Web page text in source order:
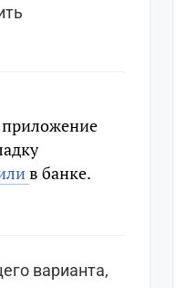
приложение
в банке.
варианта,